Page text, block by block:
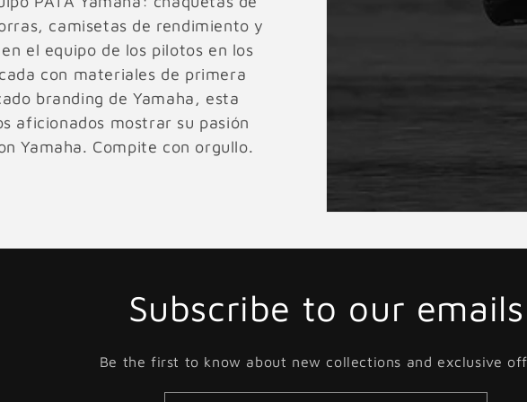
camisetas de rendimiento y
el equipo de los pilotos en los
con materiales de primera
branding de Yamaha, esta
aficionados mostrar su pasión
Yamaha. Compite con orgullo.
Subscribe to our emails
Be the first to know about new collections and exclusive